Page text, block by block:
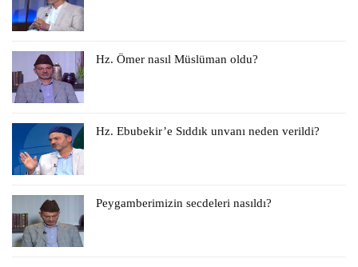
Hz. Ömer nasıl Müslüman oldu?
Hz. Ebubekir’e Sıddık unvanı neden verildi?
Peygamberimizin secdeleri nasıldı?